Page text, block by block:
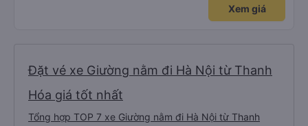
Xem giá
Đặt vé xe Giường nằm đi Hà Nội từ Thanh
Hóa giá tốt nhất
Tổng hợp TOP 7 xe Giường nằm đi Hà Nội từ Thanh